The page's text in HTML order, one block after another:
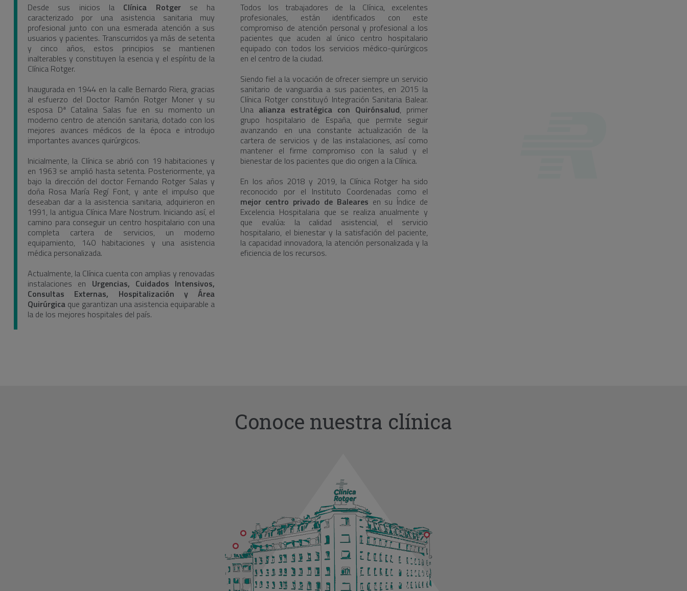
Desde sus inicios la Clínica Rotgerse ha
caracterizado por una asistencia sanitaria muy
profesional junto con una esmerada atención a sus
usuarios y pacientes. Transcurridos ya más de setenta
y cinco años, estos principios se mantienen
inalterables y constituyen la esencia y el espíritu de la
Clínica Rotger.
Inaugurada en 1944 en la calle Bernardo Riera, gracias
al esfuerzo del Doctor Ramón Rotger Moner y su
esposa Dª Catalina Salas fue en su momento un
moderno centro de atención sanitaria, dotado con los
mejores avances médicos de la época e introdujo
importantes avances quirúrgicos.
Inicialmente, la Clínica se abrió con 19 habitaciones y
en 1963 se amplió hasta setenta. Posteriormente, ya
bajo la dirección del doctor Fernando Rotger Salas y
doña Rosa María Regí Font, y ante el impulso que
deseaban dar a la asistencia sanitaria, adquirieron en
1991, la antigua Clínica Mare Nostrum. Iniciando así, el
camino para conseguir un centro hospitalario con una
completa cartera de servicios, un moderno
equipamiento, 140 habitaciones y una asistencia
médica personalizada.
Actualmente, la Clínica cuenta con amplias y renovadas
instalaciones en Urgencias, Cuidados Intensivos,
Consultas Externas, Hospitalización y Área
Quirúrgicaque garantizan una asistencia equiparable a
la de los mejores hospitales del país.
Todos los trabajadores de la Clínica, excelentes
profesionales, están identificados con este
compromiso de atención personal y profesional a los
pacientes que acuden al único centro hospitalario
equipado con todos los servicios médico-quirúrgicos
en el centro de la ciudad.
Siendo fiel a la vocación de ofrecer siempre un servicio
sanitario de vanguardia a sus pacientes, en 2015 la
Clínica Rotger constituyó Integración Sanitaria Balear.
Una alianza estratégica con Quirónsalud, primer
grupo hospitalario de España, que permite seguir
avanzando en una constante actualización de la
cartera de servicios y de las instalaciones, así como
mantener el firme compromiso con la salud y el
bienestar de los pacientes que dio origen a la Clínica.
En los años 2018 y 2019, la Clínica Rotger ha sido
reconocido por el Instituto Coordenadas como el
mejor centro privado de Baleares en su Índice de
Excelencia Hospitalaria que se realiza anualmente y
que evalúa: la calidad asistencial, el servicio
hospitalario, el bienestar y la satisfación del paciente,
la capacidad innovadora, la atención personalizada y la
eficiencia de los recursos.
Conoce nuestra clínica